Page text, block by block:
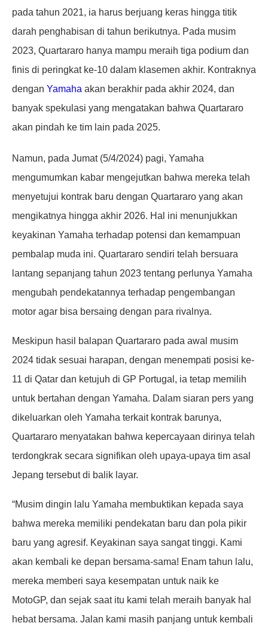
pada tahun 2021, ia harus berjuang keras hingga titik
darah penghabisan di tahun berikutnya. Pada musim
2023, Quartararo hanya mampu meraih tiga podium dan
finis di peringkat ke-10 dalam klasemen akhir. Kontraknya
dengan Yamaha akan berakhir pada akhir 2024, dan
banyak spekulasi yang mengatakan bahwa Quartararo
akan pindah ke tim lain pada 2025.
Namun, pada Jumat (5/4/2024) pagi, Yamaha
mengumumkan kabar mengejutkan bahwa mereka telah
menyetujui kontrak baru dengan Quartararo yang akan
mengikatnya hingga akhir 2026. Hal ini menunjukkan
keyakinan Yamaha terhadap potensi dan kemampuan
pembalap muda ini. Quartararo sendiri telah bersuara
lantang sepanjang tahun 2023 tentang perlunya Yamaha
mengubah pendekatannya terhadap pengembangan
motor agar bisa bersaing dengan para rivalnya.
Meskipun hasil balapan Quartararo pada awal musim
2024 tidak sesuai harapan, dengan menempati posisi ke-
11 di Qatar dan ketujuh di GP Portugal, ia tetap memilih
untuk bertahan dengan Yamaha. Dalam siaran pers yang
dikeluarkan oleh Yamaha terkait kontrak barunya,
Quartararo menyatakan bahwa kepercayaan dirinya telah
terdongkrak secara signifikan oleh upaya-upaya tim asal
Jepang tersebut di balik layar.
“Musim dingin lalu Yamaha membuktikan kepada saya
bahwa mereka memiliki pendekatan baru dan pola pikir
baru yang agresif. Keyakinan saya sangat tinggi. Kami
akan kembali ke depan bersama-sama! Enam tahun lalu,
mereka memberi saya kesempatan untuk naik ke
MotoGP, dan sejak saat itu kami telah meraih banyak hal
hebat bersama. Jalan kami masih panjang untuk kembali